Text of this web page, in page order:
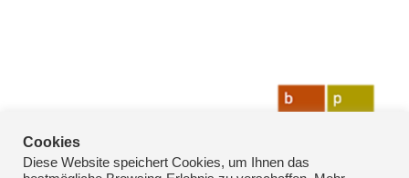
Cookies
Diese Website speichert Cookies, um Ihnen das